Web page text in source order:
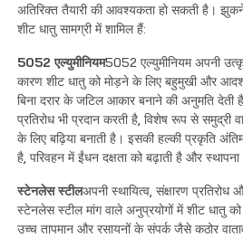
अतिरिक्त तैयारी की आवश्यकता हो सकती है।
शीट धातु सामग्री में शामिल हैं:
5052 एल्युमीनियम5052 एल्युमीनियम अपनी
कारण शीट धातु को मोड़ने के लिए बहुमुखी और
बिना दरार के जटिल आकार बनाने की अनुमति देती
प्रतिरोध भी प्रदान करती है, विशेष रूप से समुद्री
के लिए बढ़िया बनाती है। इसकी हल्की प्रकृति
है, परिवहन में ईंधन दक्षता को बढ़ाती है और
स्टेनलेस स्टीलअपनी स्थायित्व, संक्षारण प्रतिरोध
स्टेनलेस स्टील मांग वाले अनुप्रयोगों में शीट धातु
उच्च तापमान और रसायनों के संपर्क जैसे कठोर